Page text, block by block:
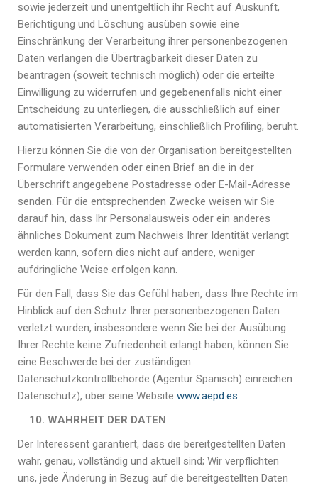
sowie jederzeit und unentgeltlich ihr Recht auf Auskunft,
Berichtigung und Löschung ausüben sowie eine
Einschränkung der Verarbeitung ihrer personenbezogenen
Daten verlangen die Übertragbarkeit dieser Daten zu
beantragen (soweit technisch möglich) oder die erteilte
Einwilligung zu widerrufen und gegebenenfalls nicht einer
Entscheidung zu unterliegen, die ausschließlich auf einer
automatisierten Verarbeitung, einschließlich Profiling, beruht.
Hierzu können Sie die von der Organisation bereitgestellten
Formulare verwenden oder einen Brief an die in der
Überschrift angegebene Postadresse oder E-Mail-Adresse
senden. Für die entsprechenden Zwecke weisen wir Sie
darauf hin, dass Ihr Personalausweis oder ein anderes
ähnliches Dokument zum Nachweis Ihrer Identität verlangt
werden kann, sofern dies nicht auf andere, weniger
aufdringliche Weise erfolgen kann.
Für den Fall, dass Sie das Gefühl haben, dass Ihre Rechte im
Hinblick auf den Schutz Ihrer personenbezogenen Daten
verletzt wurden, insbesondere wenn Sie bei der Ausübung
Ihrer Rechte keine Zufriedenheit erlangt haben, können Sie
eine Beschwerde bei der zuständigen
Datenschutzkontrollbehörde (Agentur Spanisch) einreichen
Datenschutz), über seine Website www.aepd.es
10. WAHRHEIT DER DATEN
Der Interessent garantiert, dass die bereitgestellten Daten
wahr, genau, vollständig und aktuell sind; Wir verpflichten
uns, jede Änderung in Bezug auf die bereitgestellten Daten